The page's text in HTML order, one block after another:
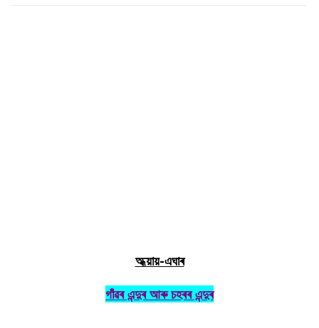
অধ্য়ায়-এঘাৰ
গাঁৱৰ এন্দুৰ আৰু চহৰৰ এন্দুৰ